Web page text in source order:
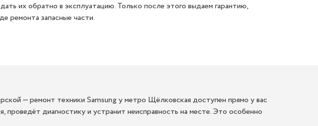
их обратно в эксплуатацию. Только после этого выдаем гарантию,
ремонта запасные части.
— ремонт техники Samsung у метро Щёлковская доступен прямо у вас
диагностику и устранит неисправность на месте. Это особенно